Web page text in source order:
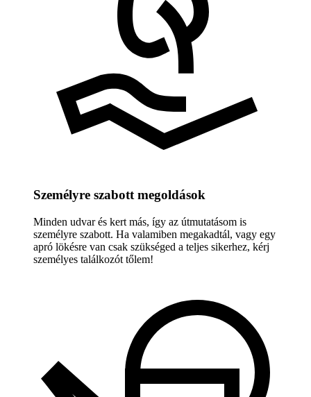
Személyre szabott megoldások
Minden udvar és kert más, így az útmutatásom is
személyre szabott. Ha valamiben megakadtál, vagy egy
apró lökésre van csak szükséged a teljes sikerhez, kérj
személyes találkozót tőlem!